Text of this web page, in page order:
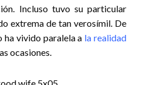
Incluso tuvo su particular
extrema de tan verosímil. De
ha vivido paralela a la realidad
ocasiones.